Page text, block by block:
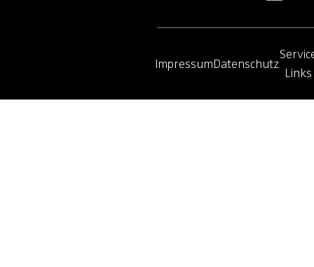
ImpressumDatenschutz
Links